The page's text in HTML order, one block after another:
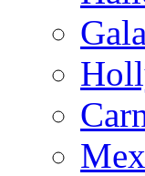
Gala